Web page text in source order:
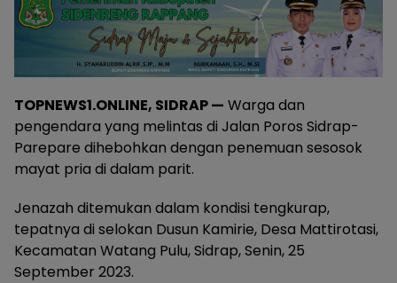
TOPNEWS1.ONLINE, SIDRAP — Warga dan
pengendara yang melintas di Jalan Poros Sidrap-
Parepare dihebohkan dengan penemuan sesosok
mayat pria di dalam parit.
Jenazah ditemukan dalam kondisi tengkurap,
tepatnya di selokan Dusun Kamirie, Desa Mattirotasi,
Kecamatan Watang Pulu, Sidrap, Senin, 25
September 2023.